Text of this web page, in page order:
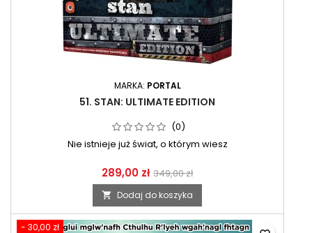
MARKA: PORTAL
51. STAN: ULTIMATE EDITION
(0)
Nie istnieje już świat, o którym wiesz
289,00 zł 349,00 zł
 Dodaj do koszyka
- 30,00 zł